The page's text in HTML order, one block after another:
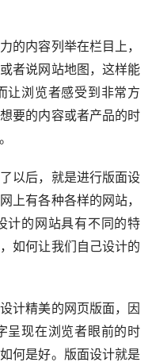
内容列举在栏目上，
者说网站地图，这样能
让浏览者感受到非常方
要的内容或者产品的时
后，就是进行版面设
上有各种各样的网站，
计的网站具有不同的特
如何让我们自己设计的
精美的网页版面，因
呈现在浏览者眼前的时
何是好。版面设计就是